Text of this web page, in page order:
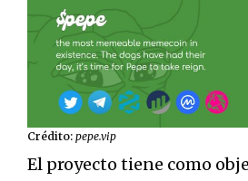
Crédito: pepe.vip
El proyecto tiene como